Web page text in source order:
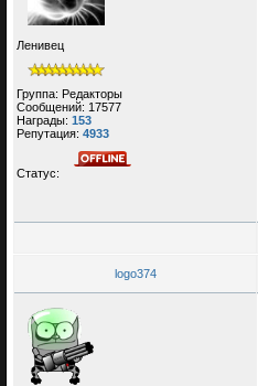
Ленивец
Группа: Редакторы
Сообщений: 17577
Награды: 153
Репутация: 4933
Статус:
logo374